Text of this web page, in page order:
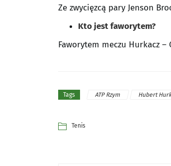
Ze zwycięzcą pary Jenson
Kto jest faworytem?
Faworytem meczu Hurkacz –
Tags ATP Rzym Hubert
Tenis